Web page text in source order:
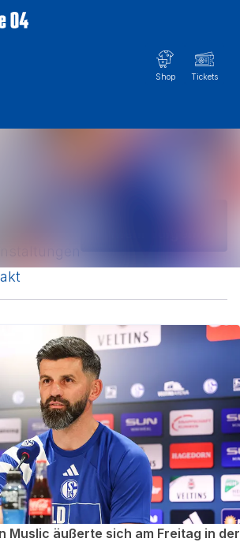
Muslic äußerte sich am Freitag in der